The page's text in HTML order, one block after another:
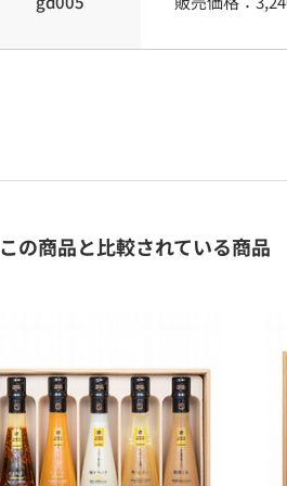
この商品と比較されている商品